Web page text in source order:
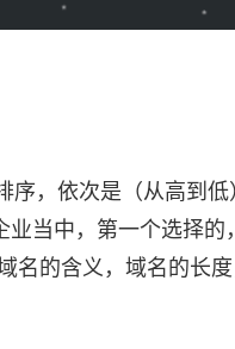
序，依次是（从高到
当中，第一个选择的
名的含义，域名的长